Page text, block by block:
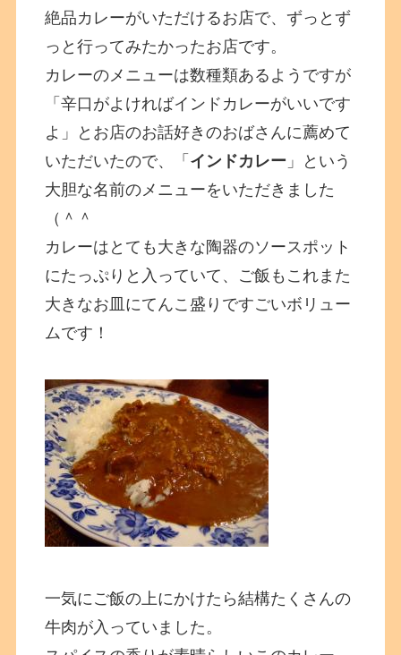
絶品カレーがいただけるお店で、ずっとず
っと行ってみたかったお店です。
カレーのメニューは数種類あるようですが
「辛口がよければインドカレーがいいです
よ」とお店のお話好きのおばさんに薦めて
いただいたので、「 インドカレー 」という
大胆な名前のメニューをいただきました
（＾＾
カレーはとても大きな陶器のソースポット
にたっぷりと入っていて、ご飯もこれまた
大きなお皿にてんこ盛りですごいボリュー
ムです！
一気にご飯の上にかけたら結構たくさんの
牛肉が入っていました。